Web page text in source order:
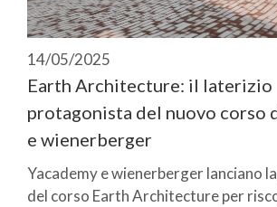
14/05/2025
Earth Architecture: il laterizio
protagonista del nuovo corso
e wienerberger
Yacademy e wienerberger lanciano
del corso Earth Architecture per